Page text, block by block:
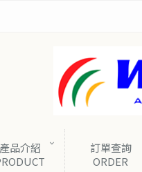
品介紹
訂單查詢
ORDER